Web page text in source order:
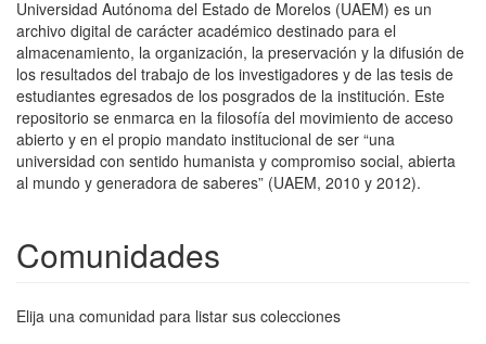
Universidad Autónoma del Estado de Morelos (UAEM) es un
archivo digital de carácter académico destinado para el
almacenamiento, la organización, la preservación y la difusión de
los resultados del trabajo de los investigadores y de las tesis de
estudiantes egresados de los posgrados de la institución. Este
repositorio se enmarca en la filosofía del movimiento de acceso
abierto y en el propio mandato institucional de ser “una
universidad con sentido humanista y compromiso social, abierta
al mundo y generadora de saberes” (UAEM, 2010 y 2012).
Comunidades
Elija una comunidad para listar sus colecciones